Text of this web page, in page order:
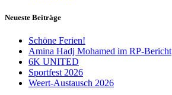
Neueste Beiträge
Schöne Ferien!
Amina Hadj Mohamed im RP-Bericht
6K UNITED
Sportfest 2026
Weert-Austausch 2026